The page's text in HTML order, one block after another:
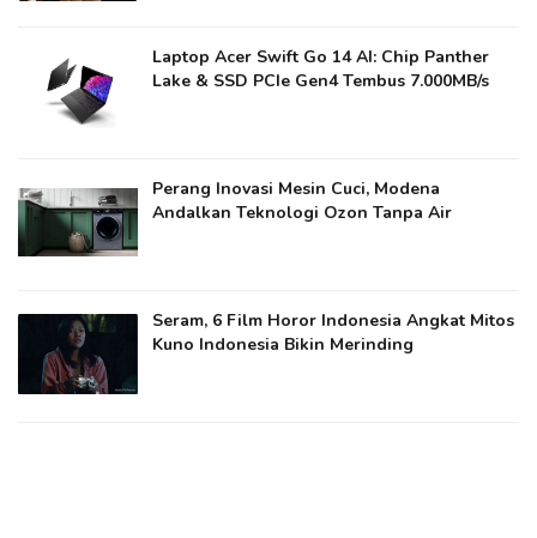
Laptop Acer Swift Go 14 AI: Chip Panther
Lake & SSD PCIe Gen4 Tembus 7.000MB/s
Perang Inovasi Mesin Cuci, Modena
Andalkan Teknologi Ozon Tanpa Air
Seram, 6 Film Horor Indonesia Angkat Mitos
Kuno Indonesia Bikin Merinding